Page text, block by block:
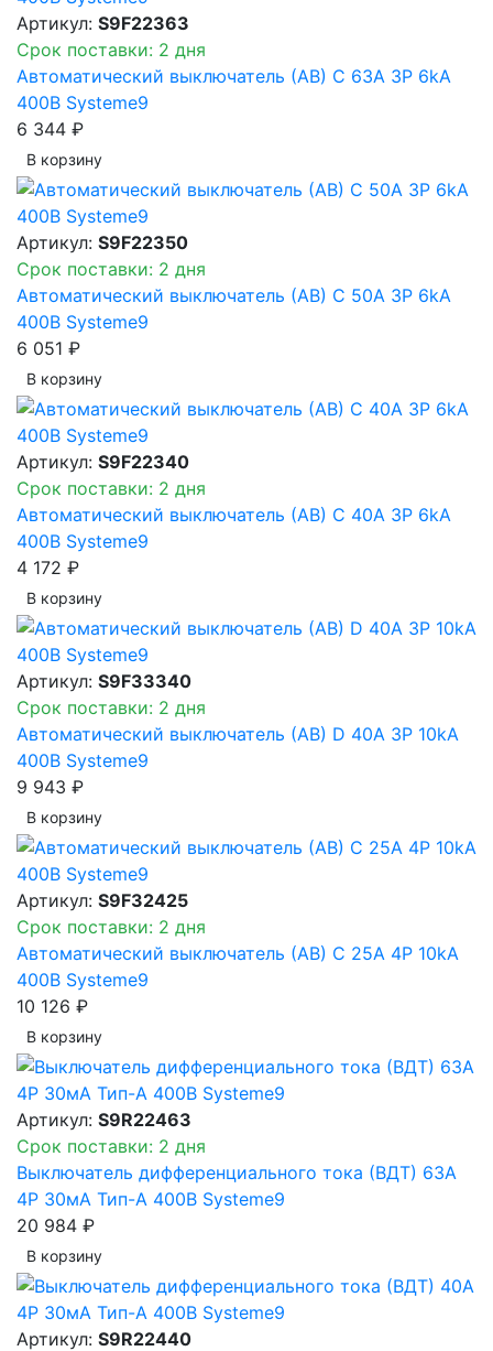
Артикул: S9F22363
Срок поставки: 2 дня
Автоматический выключатель (АВ) C 63A 3P 6kA
400В Systeme9
6 344 ₽
В корзинy
Артикул: S9F22350
Срок поставки: 2 дня
Автоматический выключатель (АВ) C 50A 3P 6kA
400В Systeme9
6 051 ₽
В корзинy
Артикул: S9F22340
Срок поставки: 2 дня
Автоматический выключатель (АВ) C 40A 3P 6kA
400В Systeme9
4 172 ₽
В корзинy
Артикул: S9F33340
Срок поставки: 2 дня
Автоматический выключатель (АВ) D 40A 3P 10kA
400В Systeme9
9 943 ₽
В корзинy
Артикул: S9F32425
Срок поставки: 2 дня
Автоматический выключатель (АВ) C 25A 4P 10kA
400В Systeme9
10 126 ₽
В корзинy
Артикул: S9R22463
Срок поставки: 2 дня
Выключатель дифференциального тока (ВДТ) 63A
4P 30мА Тип-A 400В Systeme9
20 984 ₽
В корзинy
Артикул: S9R22440